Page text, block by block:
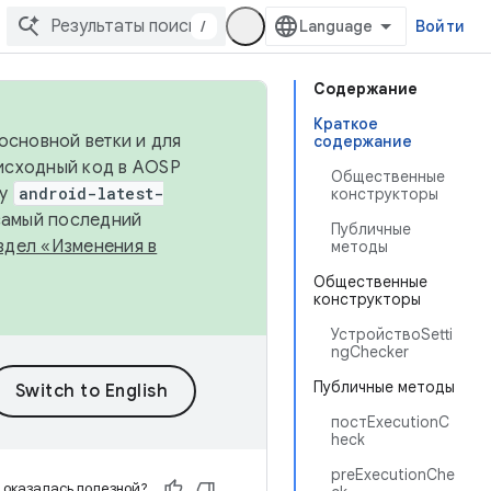
/ Войти
Содержание
Краткое
содержание
Общественные
конструкторы
Публичные
методы
Общественные
конструкторы
УстройствоSetti
ngChecker
Публичные методы
постExecutionC
heck
preExecutionChe
ветки и для
код в AOSP
android-latest-
последний
«Изменения в